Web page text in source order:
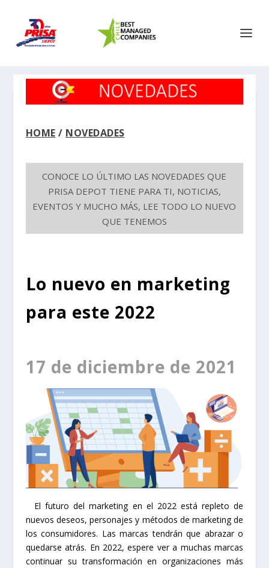
HOME / NOVEDADES
CONOCE LO ÚLTIMO LAS NOVEDADES QUE
PRISA DEPOT TIENE PARA TI, NOTICIAS,
EVENTOS Y MUCHO MÁS, LEE TODO LO NUEVO
QUE TENEMOS
Lo nuevo en marketing
para este 2022
17 de diciembre de 2021
El futuro del marketing en el 2022 está repleto de
nuevos deseos, personajes y métodos de marketing de
los consumidores. Las marcas tendrán que abrazar o
quedarse atrás. En 2022, espere ver a muchas marcas
continuar su transformación en organizaciones más